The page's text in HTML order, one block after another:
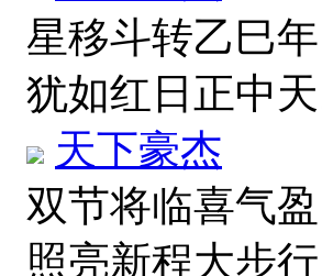
星移斗转乙巳
犹如红日正中
天下豪杰
双节将临喜气
照亮新程大步